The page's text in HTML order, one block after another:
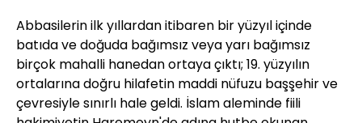
Abbasilerin ilk yıllardan itibaren bir yüzyıl içinde
batıda ve doğuda bağımsız veya yarı bağımsız
birçok mahalli hanedan ortaya çıktı; 19. yüzyılın
ortalarına doğru hilafetin maddi nüfuzu başşehir ve
çevresiyle sınırlı hale geldi. İslam aleminde fiili